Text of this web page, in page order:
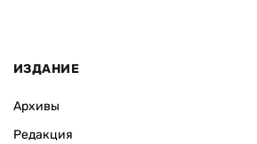
ИЗДАНИЕ
Архивы
Редакция